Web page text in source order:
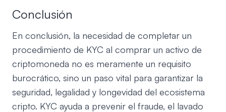
Conclusión
En conclusión, la necesidad de completar un
procedimiento de KYC al comprar un activo de
criptomoneda no es meramente un requisito
burocrático, sino un paso vital para garantizar la
seguridad, legalidad y longevidad del ecosistema
cripto. KYC ayuda a prevenir el fraude, el lavado